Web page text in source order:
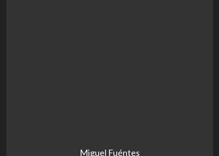
Miguel Fuéntes